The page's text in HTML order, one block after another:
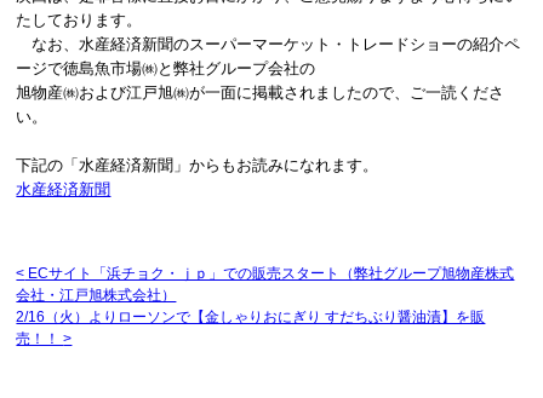
たしております。
なお、水産経済新聞のスーパーマーケット・トレードショーの紹介ペ
ージで徳島魚市場㈱と弊社グループ会社の
旭物産㈱および江戸旭㈱が一面に掲載されましたので、ご一読くださ
い。
下記の「水産経済新聞」からもお読みになれます。
水産経済新聞
< ECサイト「浜チョク・ｊｐ」での販売スタート（弊社グループ旭物産株式
会社・江戸旭株式会社）
2/16（火）よりローソンで【金しゃりおにぎり すだちぶり醤油漬】を販
売！！>